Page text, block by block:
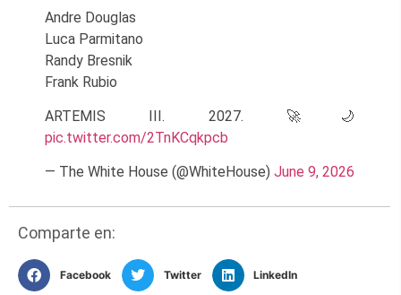
Andre Douglas
Luca Parmitano
Randy Bresnik
Frank Rubio
ARTEMIS III. 2027. 🚀🌙
pic.twitter.com/2TnKCqkpcb
— The White House (@WhiteHouse) June 9, 2026
Comparte en:
Facebook Twitter LinkedIn